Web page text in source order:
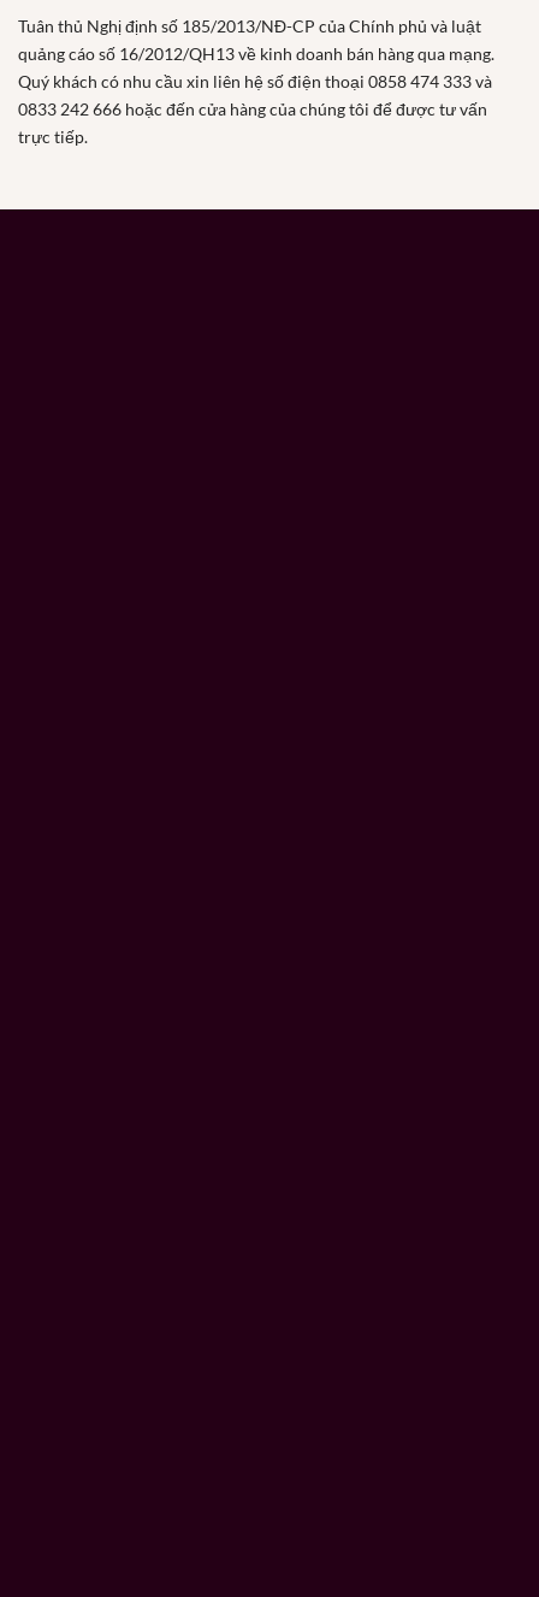
Tuân thủ Nghị định số 185/2013/NĐ-CP của Chính phủ và luật
quảng cáo số 16/2012/QH13 về kinh doanh bán hàng qua mạng.
Quý khách có nhu cầu xin liên hệ số điện thoại 0858 474 333 và
0833 242 666 hoặc đến cửa hàng của chúng tôi để được tư vấn
trực tiếp.